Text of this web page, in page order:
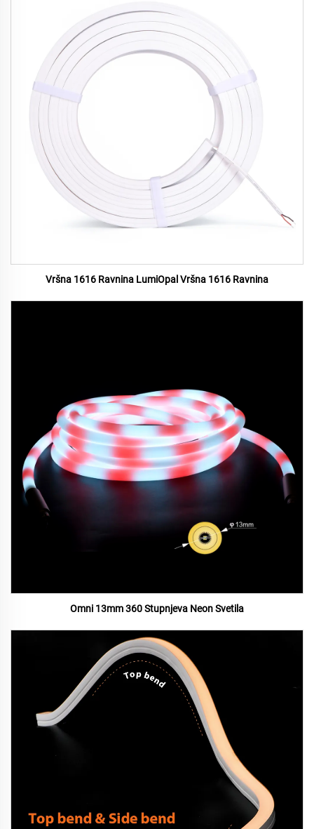
Vršna 1616 Ravnina LumiOpal Vršna 1616 Ravnina
Omni 13mm 360 Stupnjeva Neon Svetila